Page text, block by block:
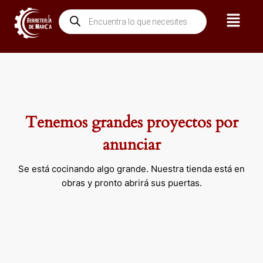
contenido
Búsqueda
de
productos
Menú
Tenemos grandes proyectos por
anunciar
Se está cocinando algo grande. Nuestra tienda está en
obras y pronto abrirá sus puertas.